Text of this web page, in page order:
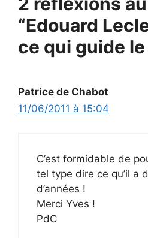
“Edouard
ce qui guide le
Patrice de Chabot
11/06/2011 à 15:04
C’est formidable de
tel type dire ce qu’il a
d’années !
Merci Yves !
PdC